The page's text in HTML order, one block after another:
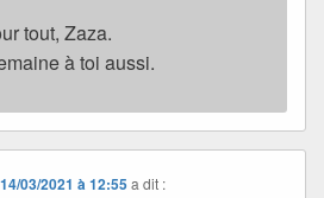
tout, Zaza.
à toi aussi.
14/03/2021 à 12:55 a dit :